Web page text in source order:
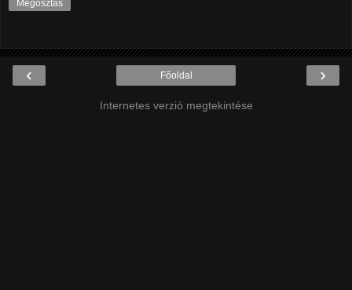
Megosztás
‹ ›
Főoldal
Internetes verzió megtekintése